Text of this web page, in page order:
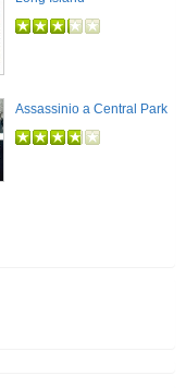
Assassinio a Central Park